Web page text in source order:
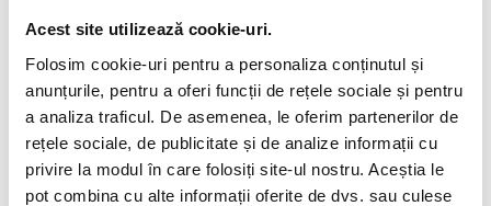
Acest site utilizează cookie-uri.
Folosim cookie-uri pentru a personaliza conținutul și
anunțurile, pentru a oferi funcții de rețele sociale și pentru
a analiza traficul. De asemenea, le oferim partenerilor de
rețele sociale, de publicitate și de analize informații cu
privire la modul în care folosiți site-ul nostru. Aceștia le
pot combina cu alte informații oferite de dvs. sau culese
Brother Solution
Center Suport tehnic
Brother
Authorised Dealer
2026